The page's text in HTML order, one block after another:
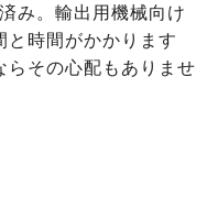
み。輸出用機械向け
と時間がかかります
らその心配もありませ